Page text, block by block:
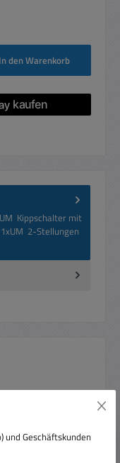
benutze die Schaltflächen um
In den Warenkorb
Kippschalter mit
2-Stellungen
und Geschäftskunden